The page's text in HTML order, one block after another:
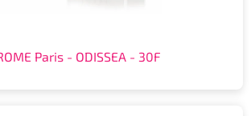
Paris - ODISSEA - 30F